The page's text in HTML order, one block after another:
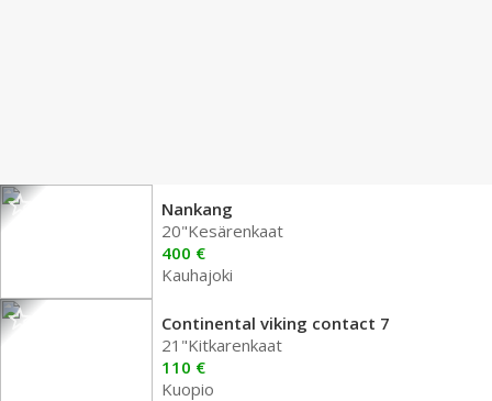
Nankang
20"Kesärenkaat
400 €
Kauhajoki
Continental viking contact 7
21"Kitkarenkaat
110 €
Kuopio